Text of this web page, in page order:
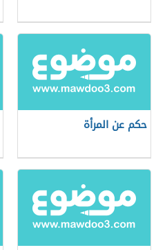
حكم عن المرأة